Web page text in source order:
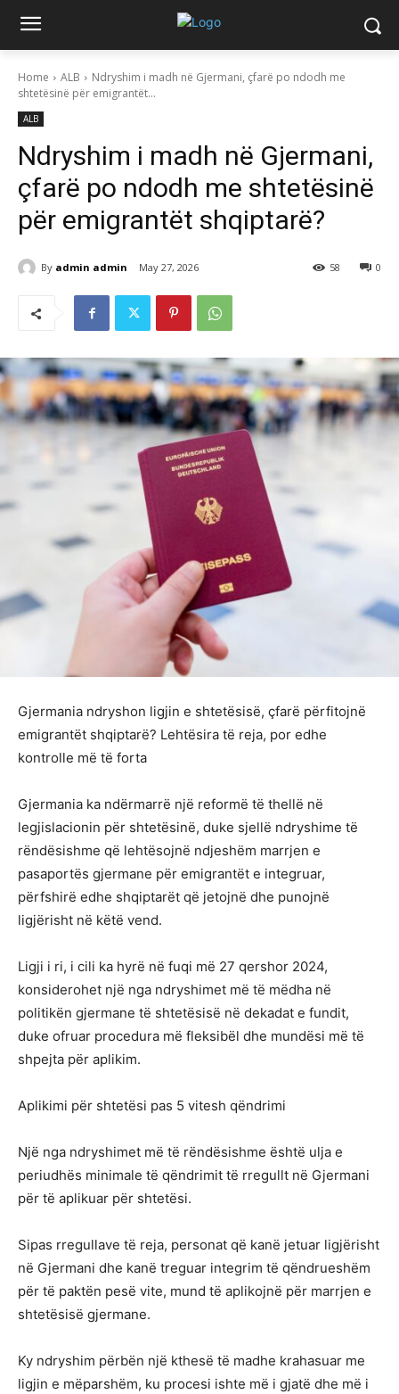
Home ALB
Ndryshim i madh në Gjermani, çfarë po ndodh me
shtetësinë për emigrantët...
ALB
Ndryshim i madh në Gjermani,
çfarë po ndodh me shtetësinë
për emigrantët shqiptarë?
By admin admin May 27, 2026 0
58
Gjermania ndryshon ligjin e shtetësisë, çfarë përfitojnë
emigrantët shqiptarë? Lehtësira të reja, por edhe
kontrolle më të forta
Gjermania ka ndërmarrë një reformë të thellë në
legjislacionin për shtetësinë, duke sjellë ndryshime të
rëndësishme që lehtësojnë ndjeshëm marrjen e
pasaportës gjermane për emigrantët e integruar,
përfshirë edhe shqiptarët që jetojnë dhe punojnë
ligjërisht në këtë vend.
Ligji i ri, i cili ka hyrë në fuqi më 27 qershor 2024,
konsiderohet një nga ndryshimet më të mëdha në
politikën gjermane të shtetësisë në dekadat e fundit,
duke ofruar procedura më fleksibël dhe mundësi më të
shpejta për aplikim.
Aplikimi për shtetësi pas 5 vitesh qëndrimi
Një nga ndryshimet më të rëndësishme është ulja e
periudhës minimale të qëndrimit të rregullt në Gjermani
për të aplikuar për shtetësi.
Sipas rregullave të reja, personat që kanë jetuar ligjërisht
në Gjermani dhe kanë treguar integrim të qëndrueshëm
për të paktën pesë vite, mund të aplikojnë për marrjen e
shtetësisë gjermane.
Ky ndryshim përbën një kthesë të madhe krahasuar me
ligjin e mëparshëm, ku procesi ishte më i gjatë dhe më i